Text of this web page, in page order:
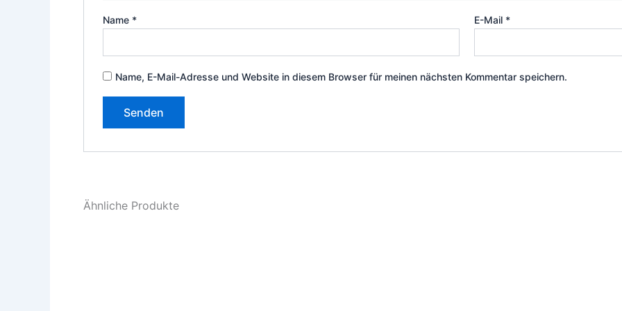
Name * E-Mail *
Name, E-Mail-Adresse und Website in diesem Browser für meinen nächsten Kommentar speichern.
Ähnliche Produkte